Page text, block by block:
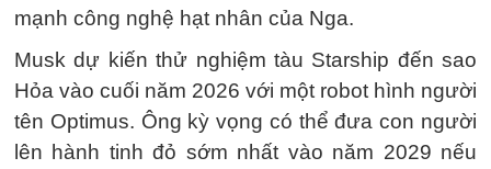
mạnh công nghệ hạt nhân của Nga.
Musk dự kiến thử nghiệm tàu Starship đến sao
Hỏa vào cuối năm 2026 với một robot hình người
tên Optimus. Ông kỳ vọng có thể đưa con người
lên hành tinh đỏ sớm nhất vào năm 2029 nếu